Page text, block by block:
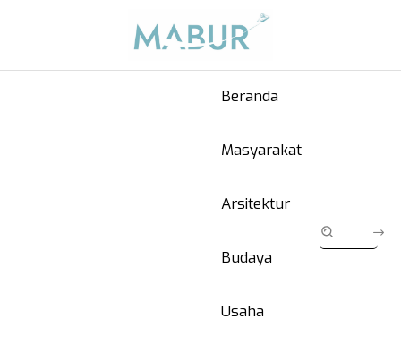
Beranda
Masyarakat
Arsitektur
Budaya
Usaha